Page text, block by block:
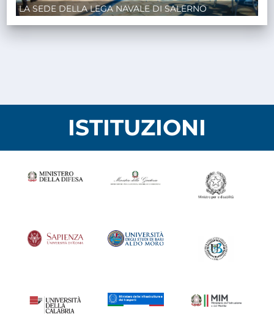
LA SEDE DELLA LEGA NAVALE DI SALERNO
ISTITUZIONI